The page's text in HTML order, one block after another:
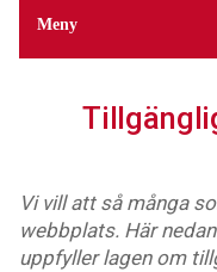
Meny
Vi vill att så många
webbplats. Här
uppfyller lagen om